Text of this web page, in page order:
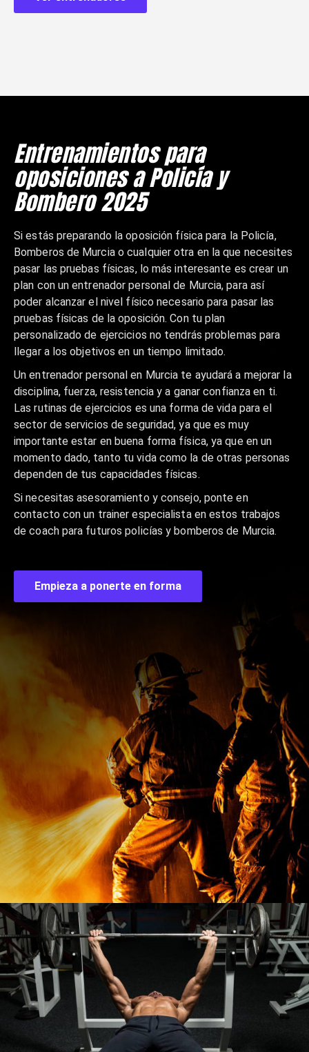
Entrenamientos para
oposiciones a Policía y
Bombero 2025
Si estás preparando la oposición física para la Policía,
Bomberos de Murcia o cualquier otra en la que necesites
pasar las pruebas físicas, lo más interesante es crear un
plan con un entrenador personal de Murcia, para así
poder alcanzar el nivel físico necesario para pasar las
pruebas físicas de la oposición. Con tu plan
personalizado de ejercicios no tendrás problemas para
llegar a los objetivos en un tiempo limitado.
Un entrenador personal en Murcia te ayudará a mejorar la
disciplina, fuerza, resistencia y a ganar confianza en ti.
Las rutinas de ejercicios es una forma de vida para el
sector de servicios de seguridad, ya que es muy
importante estar en buena forma física, ya que en un
momento dado, tanto tu vida como la de otras personas
dependen de tus capacidades físicas.
Si necesitas asesoramiento y consejo, ponte en
contacto con un trainer especialista en estos trabajos
de coach para futuros policías y bomberos de Murcia.
Empieza a ponerte en forma